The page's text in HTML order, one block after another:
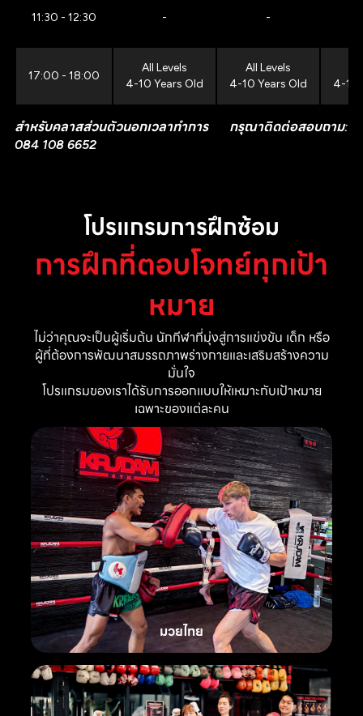
11:30 - 12:30 - -
17:00 - 18:00
All Levels
4-10 Years Old
All Levels
4-10 Years Old
4-10
สำหรับคลาสส่วนตัวนอกเวลาทำการ กรุณาติดต่อสอบถาม:
084 108 6652
โปรแกรมการฝึกซ้อม
การฝึกที่ตอบโจทย์ทุกเป้า
หมาย
ไม่ว่าคุณจะเป็นผู้เริ่มต้น นักกีฬาที่มุ่งสู่การแข่งขัน เด็ก หรือ
ผู้ที่ต้องการพัฒนาสมรรถภาพร่างกายและเสริมสร้างความ
มั่นใจ
โปรแกรมของเราได้รับการออกแบบให้เหมาะกับเป้าหมาย
เฉพาะของแต่ละคน
มวยไทย